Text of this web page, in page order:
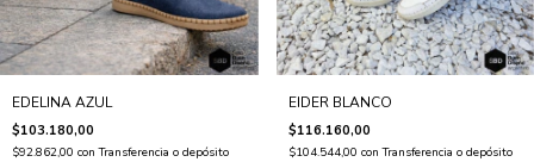
EDELINA AZUL
$103.180,00
$92.862,00 con Transferencia o depósito
EIDER BLANCO
$116.160,00
$104.544,00 con Transferencia o depósito